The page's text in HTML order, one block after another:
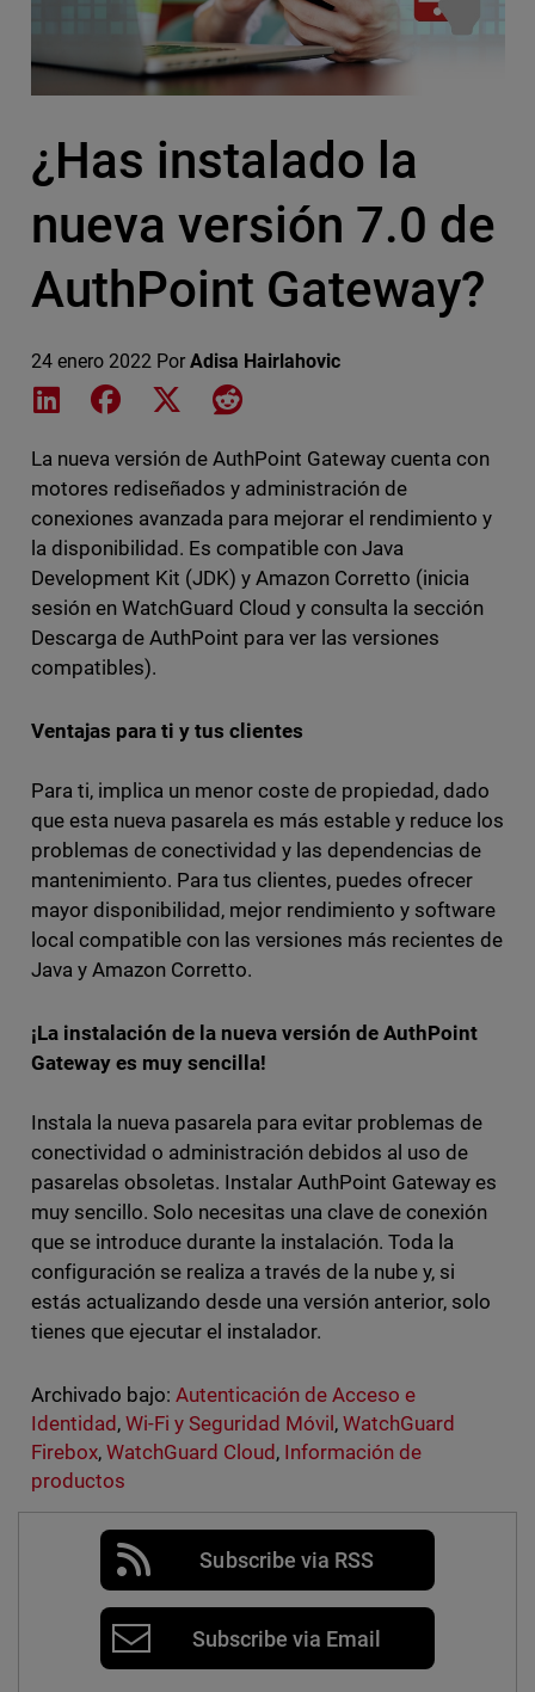
¿Has instalado la
nueva versión 7.0 de
AuthPoint Gateway?
24 enero 2022 Por Adisa Hairlahovic
Share on LinkedIn
Share on Facebook
Share on XShare on Reddit
La nueva versión de AuthPoint Gateway cuenta con
motores rediseñados y administración de
conexiones avanzada para mejorar el rendimiento y
la disponibilidad. Es compatible con Java
Development Kit (JDK) y Amazon Corretto (inicia
sesión en WatchGuard Cloud y consulta la sección
Descarga de AuthPoint para ver las versiones
compatibles).
Ventajas para ti y tus clientes
Para ti, implica un menor coste de propiedad, dado
que esta nueva pasarela es más estable y reduce los
problemas de conectividad y las dependencias de
mantenimiento. Para tus clientes, puedes ofrecer
mayor disponibilidad, mejor rendimiento y software
local compatible con las versiones más recientes de
Java y Amazon Corretto.
¡La instalación de la nueva versión de AuthPoint
Gateway es muy sencilla!
Instala la nueva pasarela para evitar problemas de
conectividad o administración debidos al uso de
pasarelas obsoletas. Instalar AuthPoint Gateway es
muy sencillo. Solo necesitas una clave de conexión
que se introduce durante la instalación. Toda la
configuración se realiza a través de la nube y, si
estás actualizando desde una versión anterior, solo
tienes que ejecutar el instalador.
Archivado bajo: Autenticación de Acceso e
Identidad, Wi-Fi y Seguridad Móvil,WatchGuard
Firebox, WatchGuard Cloud, Información de
productos
Subscribe via RSS
Subscribe via Email